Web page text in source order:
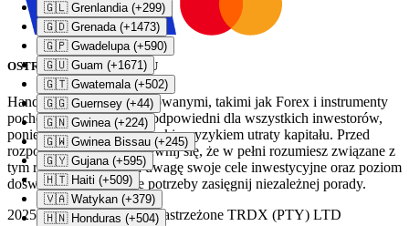
🇬🇱 Grenlandia (+299)
🇬🇩 Grenada (+1473)
🇬🇵 Gwadelupa (+590)
🇬🇺 Guam (+1671)
🇬🇹 Gwatemala (+502)
🇬🇬 Guernsey (+44)
🇬🇳 Gwinea (+224)
🇬🇼 Gwinea Bissau (+245)
🇬🇾 Gujana (+595)
🇭🇹 Haiti (+509)
🇻🇦 Watykan (+379)
🇭🇳 Honduras (+504)
OSTRZEŻENIE O RYZYKU
Handel produktami lewarowanymi, takimi jak Forex i instrumenty
pochodne, może nie być odpowiedni dla wszystkich inwestorów,
ponieważ wiąże się z wysokim ryzykiem utraty kapitału. Przed
rozpoczęciem handlu upewnij się, że w pełni rozumiesz związane z
tym ryzyko, biorąc pod uwagę swoje cele inwestycyjne oraz poziom
doświadczenia. W razie potrzeby zasięgnij niezależnej porady.
2025â© Wszelkie prawa zastrzeżone TRDX (PTY) LTD